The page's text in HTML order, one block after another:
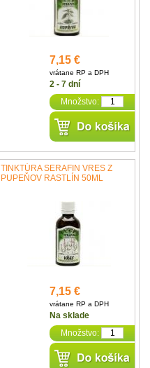
7,15 €
vrátane RP a DPH
2 - 7 dní
Množstvo:
TINKTÚRA SERAFIN VRES Z
PUPEŇOV RASTLÍN 50ML
7,15 €
vrátane RP a DPH
Na sklade
Množstvo: